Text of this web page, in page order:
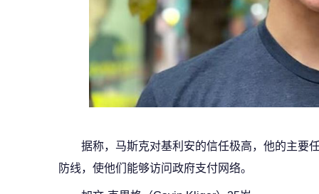
据称，马斯克对基利安的信任极高，他的主要
防线，使他们能够访问政府支付网络。